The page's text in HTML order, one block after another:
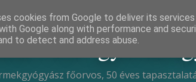
Ph.D.
főorvos, 50 éves
cookies from Google to deliver its
Google along with performance and
to detect and address abuse.